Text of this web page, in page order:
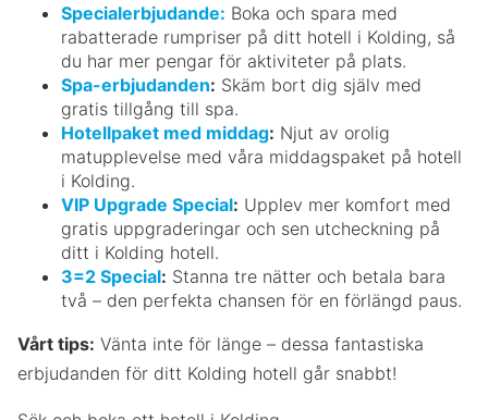
Specialerbjudande: Boka och spara med
rabatterade rumpriser på ditt hotell i Kolding, så
du har mer pengar för aktiviteter på plats.
Spa-erbjudanden: Skäm bort dig själv med
gratis tillgång till spa.
Hotellpaket med middag: Njut av orolig
matupplevelse med våra middagspaket på hotell
i Kolding.
VIP Upgrade Special: Upplev mer komfort med
gratis uppgraderingar och sen utcheckning på
ditt i Kolding hotell.
3=2 Special: Stanna tre nätter och betala bara
två – den perfekta chansen för en förlängd paus.
Vårt tips: Vänta inte för länge – dessa fantastiska
erbjudanden för ditt Kolding hotell går snabbt!